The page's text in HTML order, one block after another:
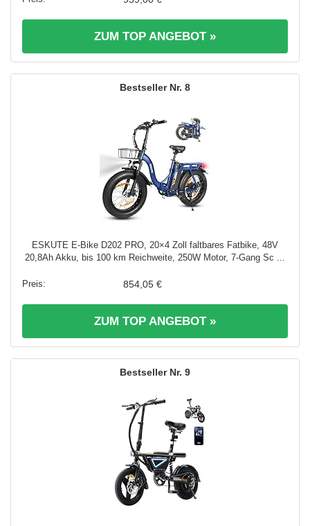
ZUM TOP ANGEBOT »
8
ESKUTE E-Bike D202 PRO, 20×4 Zoll faltbares Fatbike, 48V
20,8Ah Akku, bis 100 km Reichweite, 250W Motor, 7-Gang Sc ...
854,05 €
ZUM TOP ANGEBOT »
9